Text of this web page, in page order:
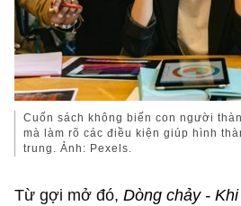
Cuốn sách không biến con người
mà làm rõ các điều kiện giúp hình
trung. Ảnh: Pexels.
Từ gợi mở đó,Dòng chảy -